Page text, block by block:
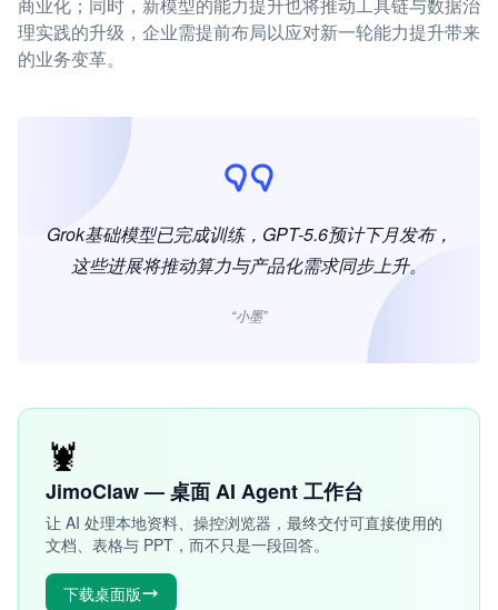
理实践的升级，企业需提前布局以应对新一轮能力提升带来
的业务变革。
Grok基础模型已完成训练，GPT-5.6预计下月发布，
这些进展将推动算力与产品化需求同步上升。
“小墨”
🦞
JimoClaw — 桌面 AI Agent 工作台
让 AI 处理本地资料、操控浏览器，最终交付可直接使用的
文档、表格与 PPT，而不只是一段回答。
下载桌面版